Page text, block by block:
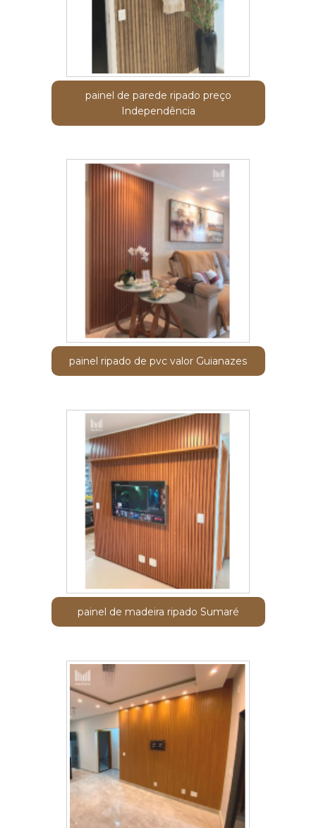
painel de parede ripado preço
Independência
painel ripado de pvc valor Guianazes
painel de madeira ripado Sumaré